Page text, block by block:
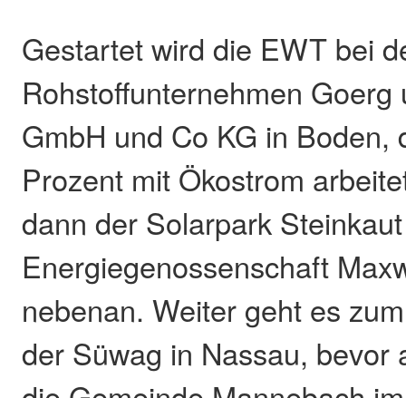
Gestartet wird die EWT bei
Rohstoffunternehmen
GmbH und Co KG in Boden,
Prozent mit Ökostrom
dann der Solarpark
Energiegenossenschaft
nebenan. Weiter geht es
der Süwag in Nassau, bevor